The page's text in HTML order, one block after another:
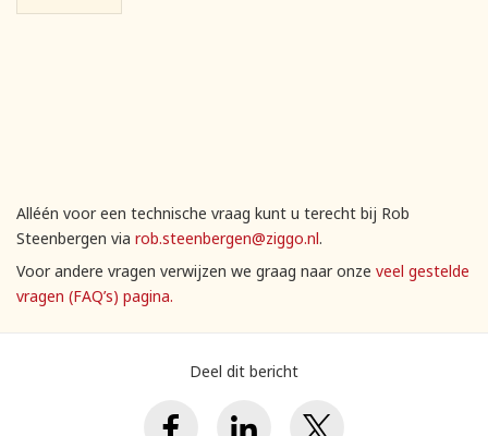
Alléén voor een technische vraag kunt u terecht bij Rob
Steenbergen via rob.steenbergen@ziggo.nl.
Voor andere vragen verwijzen we graag naar onze veel gestelde
vragen (FAQ’s) pagina.
Deel dit bericht